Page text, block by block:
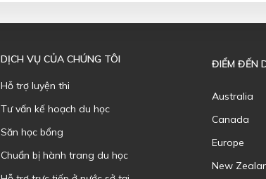
DỊCH VỤ CỦA CHÚNG TÔI
Hỗ trợ luyện thi
Tư vấn kế hoạch du học
Săn học bổng
Chuẩn bị hành trang du học
ĐIỂM ĐẾN
Australia
Canada
Europe
New